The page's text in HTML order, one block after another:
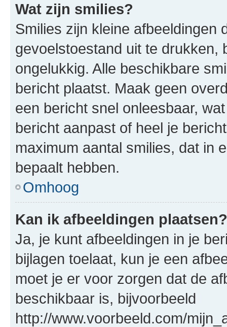
Wat zijn smilies?
Smilies zijn kleine afbeeldingen
gevoelstoestand uit te drukken,
ongelukkig. Alle beschikbare
bericht plaatst. Maak geen
een bericht snel onleesbaar,
bericht aanpast of heel je
maximum aantal smilies, dat in
bepaalt hebben.
Omhoog
Kan ik afbeeldingen plaatsen?
Ja, je kunt afbeeldingen in je
bijlagen toelaat, kun je een
moet je er voor zorgen dat de
beschikbaar is, bijvoorbeeld
http://www.voorbeeld.com/